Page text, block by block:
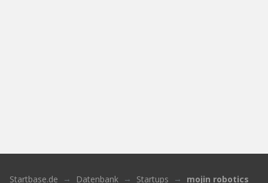
Startbase.de Datenbank Startups mojin robotics